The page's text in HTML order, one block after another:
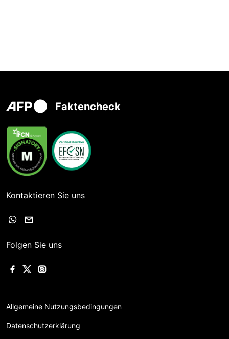
Faktencheck
Kontaktieren Sie uns
Folgen Sie uns
Allgemeine Nutzungsbedingungen
Datenschutzerklärung